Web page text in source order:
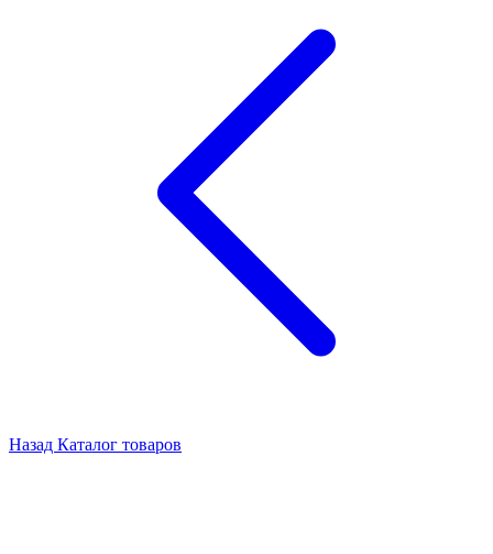
Назад Каталог товаров